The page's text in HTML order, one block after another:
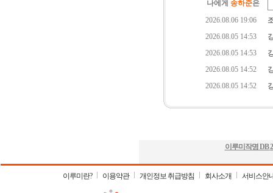
이루미작명 DB
이루미란? 이용약관 개인정보 취급방침 회사소개 서비스안